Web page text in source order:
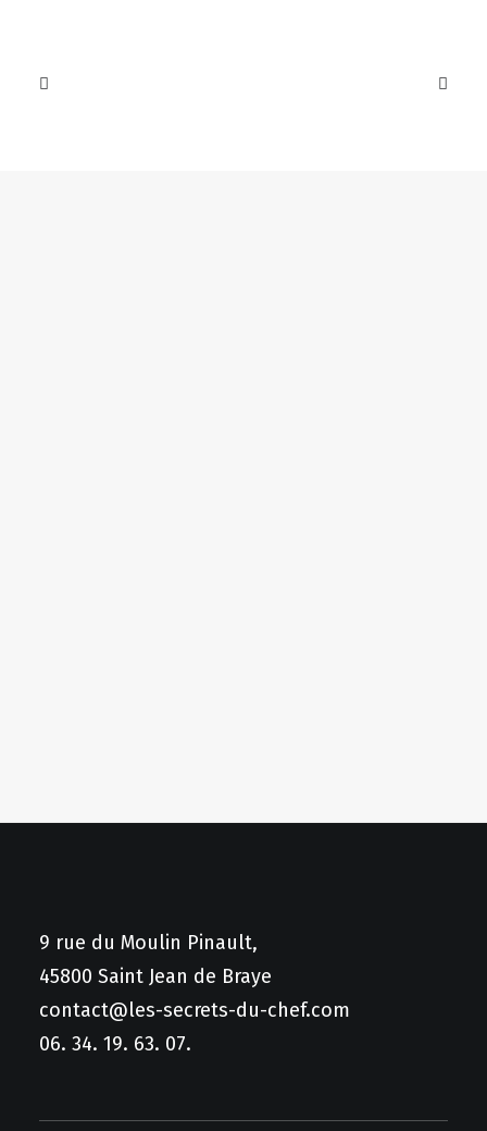
9 rue du Moulin Pinault,
45800 Saint Jean de Braye
contact@les-secrets-du-chef.com
06. 34. 19. 63. 07.